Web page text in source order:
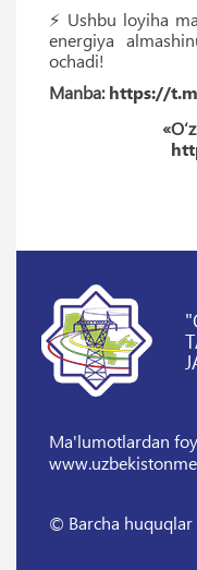
⚡️ Ushbu loyiha
energiya
ochadi!
Manba: https://
Ma'lumotlardan
© Barcha